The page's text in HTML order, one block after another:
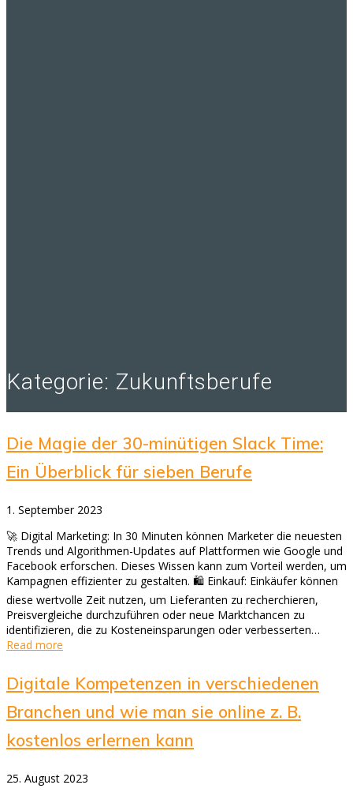
Kategorie: Zukunftsberufe
Die Magie der 30-minütigen Slack Time:
Ein Überblick für sieben Berufe
1. September 2023
🚀 Digital Marketing: In 30 Minuten können Marketer die neuesten
Trends und Algorithmen-Updates auf Plattformen wie Google und
Facebook erforschen. Dieses Wissen kann zum Vorteil werden, um
Kampagnen effizienter zu gestalten. 🛍️ Einkauf: Einkäufer können
diese wertvolle Zeit nutzen, um Lieferanten zu recherchieren,
Preisvergleiche durchzuführen oder neue Marktchancen zu
identifizieren, die zu Kosteneinsparungen oder verbesserten…
Read more
Digitale Kompetenzen in verschiedenen
Branchen und wie man sie online z. B.
kostenlos erlernen kann
25. August 2023